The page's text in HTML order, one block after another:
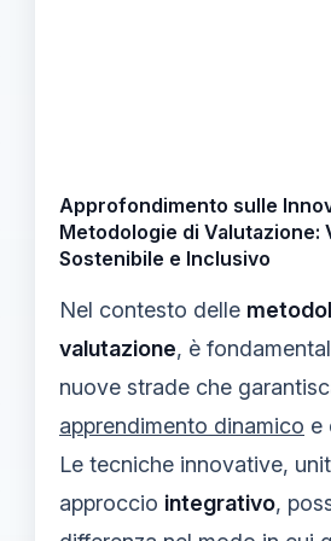
Approfondimento sulle
Metodologie di Valutazione:
Sostenibile e Inclusivo
Nel contesto delle
valutazione, è
nuove strade che
apprendimento dinamico e
Le tecniche innovative,
approccio integrativo,